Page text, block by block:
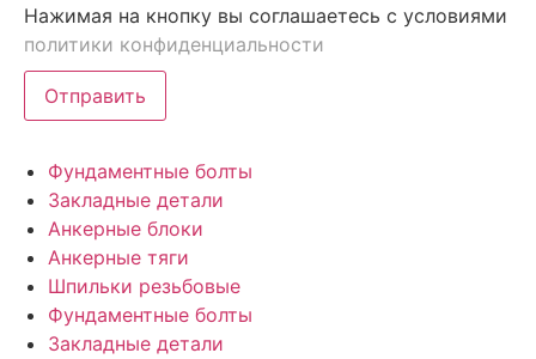
Нажимая на кнопку вы соглашаетесь с условиями
политики конфиденциальности
Отправить
Фундаментные болты
Закладные детали
Анкерные блоки
Анкерные тяги
Шпильки резьбовые
Фундаментные болты
Закладные детали